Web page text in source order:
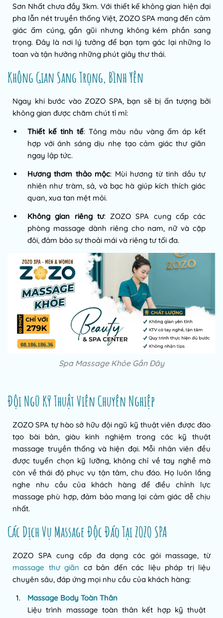
Sơn Nhất chưa đầy 3km. Với thiết kế không gian hiện đại
pha lẫn nét truyền thống Việt, ZOZO SPA mang đến cảm
giác ấm cúng, gần gũi nhưng không kém phần sang
trọng. Đây là nơi lý tưởng để bạn tạm gác lại những lo
toan và tận hưởng những phút giây thư thái.
Không Gian Sang Trọng, Bình Yên
Ngay khi bước vào ZOZO SPA, bạn sẽ bị ấn tượng bởi
không gian được chăm chút tỉ mỉ:
Thiết kế tinh tế: Tông màu nâu vàng ấm áp kết
hợp với ánh sáng dịu nhẹ tạo cảm giác thư giãn
ngay lập tức.
Hương thơm thảo mộc: Mùi hương từ tinh dầu tự
nhiên như tràm, sả, và bạc hà giúp kích thích giác
quan, xua tan mệt mỏi.
Không gian riêng tư: ZOZO SPA cung cấp các
phòng massage dành riêng cho nam, nữ và cặp
đôi, đảm bảo sự thoải mái và riêng tư tối đa.
Spa Massage Khỏe Gần Đây
Đội Ngũ Kỹ Thuật Viên Chuyên Nghiệp
ZOZO SPA tự hào sở hữu đội ngũ kỹ thuật viên được đào
tạo bài bản, giàu kinh nghiệm trong các kỹ thuật
massage truyền thống và hiện đại. Mỗi nhân viên đều
được tuyển chọn kỹ lưỡng, không chỉ về tay nghề mà
còn về thái độ phục vụ tận tâm, chu đáo. Họ luôn lắng
nghe nhu cầu của khách hàng để điều chỉnh lực
massage phù hợp, đảm bảo mang lại cảm giác dễ chịu
nhất.
Các Dịch Vụ Massage Độc Đáo Tại ZOZO SPA
ZOZO SPA cung cấp đa dạng các gói massage, từ
massage thư giãn cơ bản đến các liệu pháp trị liệu
chuyên sâu, đáp ứng mọi nhu cầu của khách hàng:
Massage Body Toàn Thân
Liệu trình massage toàn thân kết hợp kỹ thuật